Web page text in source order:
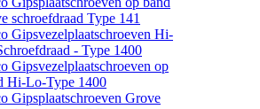
schroefdraad Type 141
Gipsvezelplaatschroeven Hi-
- Type 1400
Gipsvezelplaatschroeven op
Hi-Lo-Type 1400
Gipsplaatschroeven Grove